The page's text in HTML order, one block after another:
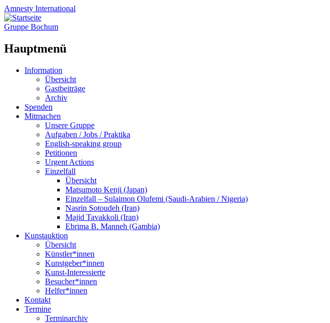
Amnesty International
Gruppe Bochum
Hauptmenü
Zum
Information
Übersicht
Gastbeiträge
Archiv
Spenden
Mitmachen
Unsere Gruppe
Aufgaben / Jobs / Praktika
English-speaking group
Petitionen
Urgent Actions
Einzelfall
Übersicht
Matsumoto Kenji (Japan)
Einzelfall – Sulaimon Olufemi (Saudi-Arabien / Nigeria)
Nasrin Sotoudeh (Iran)
Majid Tavakkoli (Iran)
Ebrima B. Manneh (Gambia)
Kunstauktion
Übersicht
Künstler*innen
Kunstgeber*innen
Kunst-Interessierte
Besucher*innen
Helfer*innen
Kontakt
Termine
Terminarchiv